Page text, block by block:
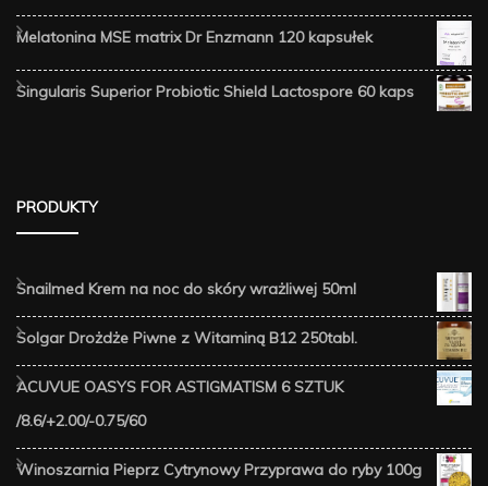
Melatonina MSE matrix Dr Enzmann 120 kapsułek
Singularis Superior Probiotic Shield Lactospore 60 kaps
PRODUKTY
Snailmed Krem na noc do skóry wrażliwej 50ml
Solgar Drożdże Piwne z Witaminą B12 250tabl.
ACUVUE OASYS FOR ASTIGMATISM 6 SZTUK
/8.6/+2.00/-0.75/60
Winoszarnia Pieprz Cytrynowy Przyprawa do ryby 100g